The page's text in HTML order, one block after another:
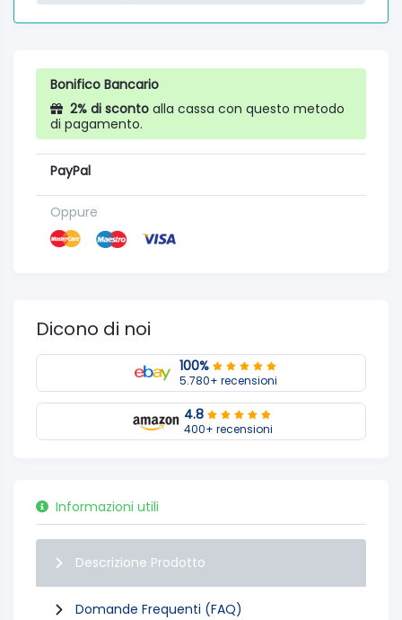
Bonifico Bancario
2% di sconto alla cassa con questo metodo
di pagamento.
PayPal
Oppure
Dicono di noi
100%
5.780+ recensioni
4.8
400+ recensioni
Informazioni utili
Descrizione Prodotto
Domande Frequenti (FAQ)